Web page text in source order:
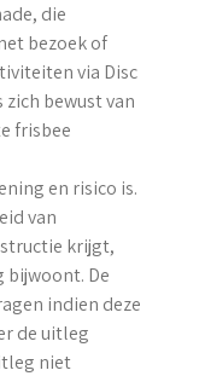
die
bezoek of
via Disc
bewust van
frisbee
en risico is.
van
krijgt,
bijwoont. De
indien deze
de uitleg
niet